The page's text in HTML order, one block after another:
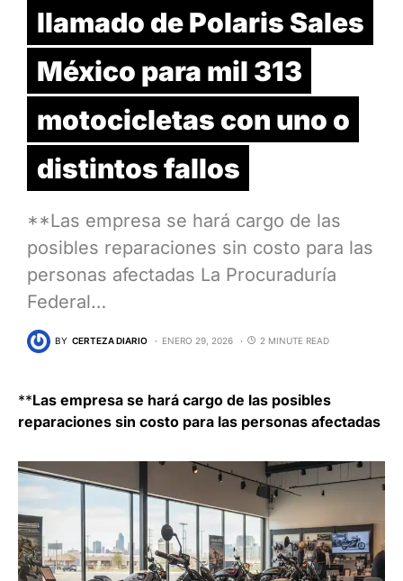
llamado de Polaris Sales
México para mil 313
motocicletas con uno o
distintos fallos
**Las empresa se hará cargo de las
posibles reparaciones sin costo para las
personas afectadas La Procuraduría
Federal…
BY CERTEZA DIARIO ENERO 29, 2026 2 MINUTE READ
**Las empresa se hará cargo de las posibles
reparaciones sin costo para las personas afectadas